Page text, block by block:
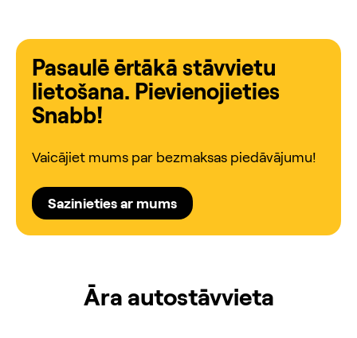
Pasaulē ērtākā stāvvietu
lietošana. Pievienojieties
Snabb!
Vaicājiet mums par bezmaksas piedāvājumu!
Sazinieties ar mums
Āra autostāvvieta